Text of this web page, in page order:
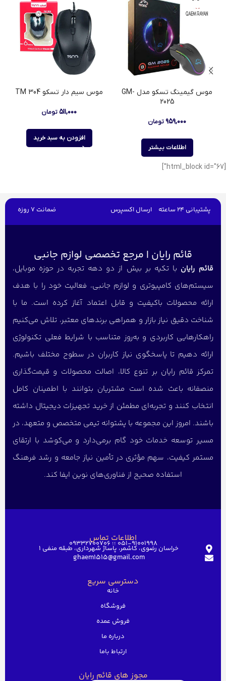
موس گیمینگ تسکو مدل GM-
2025
۹۵۹,۰۰۰تومان
اطلاعات بیشتر
موس سیم دار تسکو TM 304
۵۱۱,۰۰۰تومان
افزودن به سبد خرید
[html_block id="67"]
پشتیبانی 24 ساعته ارسال اکسپرس ضمانت 7 روزه
قائم رایان | مرجع تخصصی لوازم جانبی
قائم رایان با تکیه بر بیش از دو دهه تجربه در حوزه موبایل،
سیستم‌های کامپیوتری و لوازم جانبی، فعالیت خود را با هدف
ارائه محصولات باکیفیت و قابل اعتماد آغاز کرده است. ما با
شناخت دقیق نیاز بازار و همراهی برندهای معتبر، تلاش می‌کنیم
راهکارهایی کاربردی و به‌روز متناسب با شرایط فعلی تکنولوژی
ارائه دهیم تا پاسخگوی نیاز کاربران در سطوح مختلف باشیم.
تمرکز قائم رایان بر تنوع کالا، اصالت محصولات و قیمت‌گذاری
منصفانه باعث شده است مشتریان بتوانند با اطمینان کامل
انتخاب کنند و تجربه‌ای مطمئن از خرید تجهیزات دیجیتال داشته
باشند. امروز این مجموعه با پشتوانه تیمی متخصص و متعهد، در
مسیر توسعه خدمات خود گام برمی‌دارد و می‌کوشد با ارتقای
مستمر کیفیت، سهم مؤثری در تأمین نیاز جامعه و رشد فرهنگ
استفاده صحیح از فناوری‌های نوین ایفا کند.
اطلاعات تماس051-91001998 ؛؛ 09332700706
خراسان رضوی، کاشمر، پاساژ شهرداری، طبقه منفی ۱
ghaem1515@gmail.com
دسترسی سریع
خانه
فروشگاه
فروش عمده
درباره ما
ارتباط باما
مجوز های قائم رایان